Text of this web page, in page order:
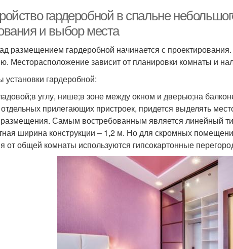
гардеробной в спальне
и выбор места
размещением гардеробной начинается с
Месторасположение зависит от планировки комнаты и
установки гардеробной:
углу, нише;в зоне между окном и дверью;на
прилегающих пристроек, придется выделять
Самым востребованным является линейный
ширина конструкции – 1,2 м. Но для скромных
от общей комнаты используются гипсокартонные